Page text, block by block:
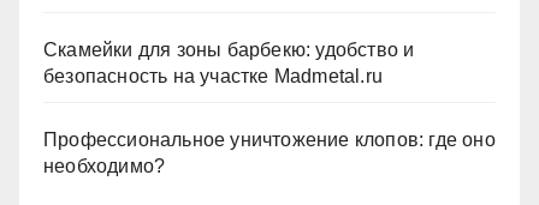
Скамейки для зоны барбекю: удобство и
безопасность на участке Madmetal.ru
Профессиональное уничтожение клопов: где оно
необходимо?